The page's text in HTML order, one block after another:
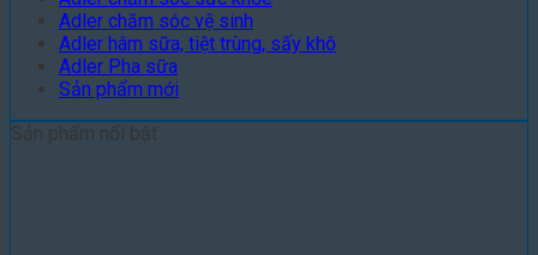
Adler chăm sóc vệ sinh
Adler hâm sữa, tiệt trùng, sấy khô
Adler Pha sữa
Sản phẩm mới
Sản phẩm nổi bật